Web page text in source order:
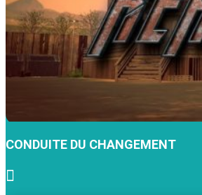
CONDUITE DU CHANGEMENT
